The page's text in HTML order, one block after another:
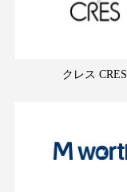
クレス CRES